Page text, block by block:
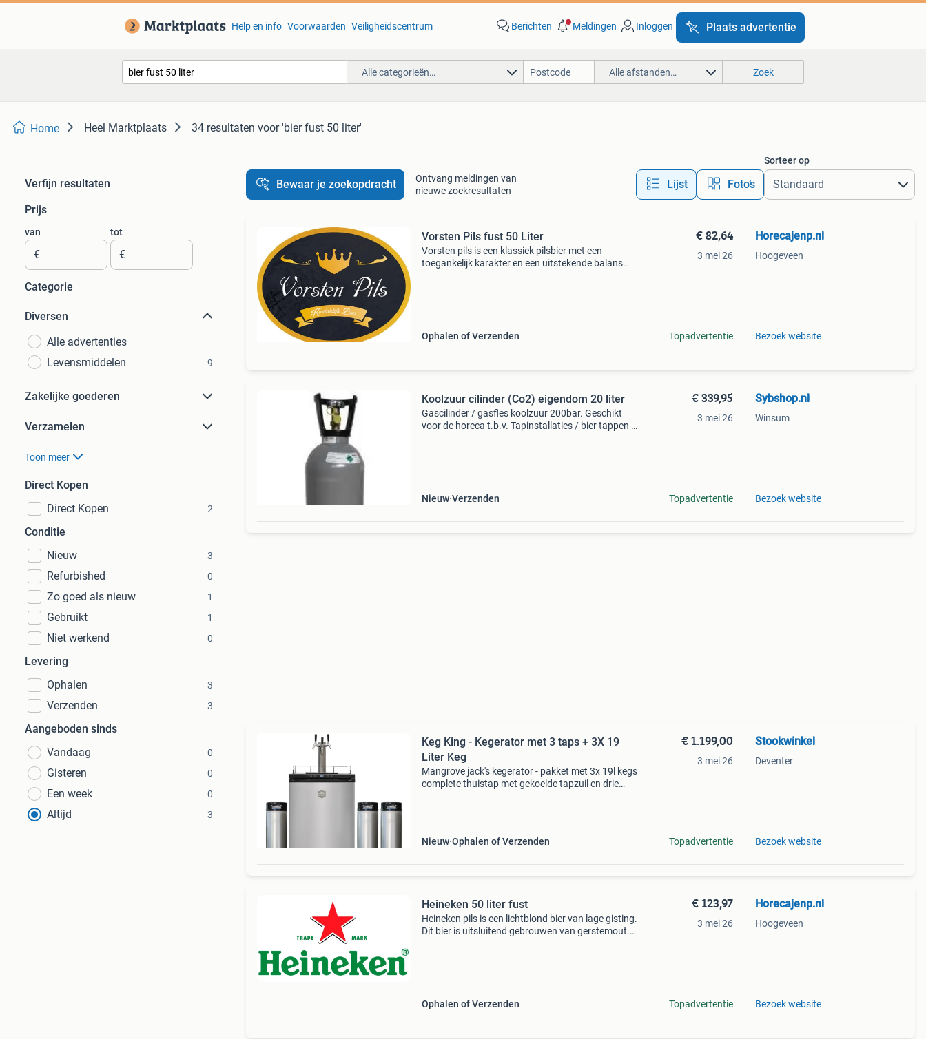
Help en info Voorwaarden Veiligheidscentrum Berichten Meldingen Inloggen Plaats advertentie
Alle categorieën… Alle afstanden… Zoek
Home Heel Marktplaats 34 resultaten voor 'bier fust 50 liter'
Verfijn resultaten
Prijs
van
€
tot
€
Categorie
Diversen
Alle advertenties
Levensmiddelen
9
Zakelijke goederen
Verzamelen
Toon meer
Direct Kopen
Direct Kopen
2
Conditie
Nieuw
3
Refurbished 0
Zo goed als nieuw 1
Gebruikt 1
Niet werkend 0
Levering
Ophalen
3
Verzenden 3
Aangeboden sinds
Vandaag
0
Gisteren 0
Een week 0
Altijd 3
Bewaar je zoekopdracht
Ontvang meldingen van
nieuwe zoekresultaten
Lijst Foto’s
Sorteer op
Vorsten Pils fust 50 Liter
Vorsten pils is een klassiek pilsbier met een
toegankelijk karakter en een uitstekende balans
Ophalen of Verzenden
€ 82,64
3 mei 26
Topadvertentie
Horecajenp.nl
Hoogeveen
Bezoek website
Koolzuur cilinder (Co2) eigendom 20 liter
Gascilinder / gasfles koolzuur 200bar. Geschikt
voor de horeca t.b.v. Tapinstallaties / bier tappen /
Nieuw Verzenden
€ 339,95
3 mei 26
Topadvertentie
Sybshop.nl
Winsum
Bezoek website
Keg King - Kegerator met 3 taps + 3X 19
Liter Keg
Mangrove jack's kegerator - pakket met 3x 19l kegs
complete thuistap met gekoelde tapzuil en drie
Nieuw Ophalen of Verzenden
€ 1.199,00
3 mei 26
Topadvertentie
Stookwinkel
Deventer
Bezoek website
Heineken 50 liter fust
Heineken pils is een lichtblond bier van lage gisting.
Dit bier is uitsluitend gebrouwen van gerstemout.
Ophalen of Verzenden
€ 123,97
3 mei 26
Topadvertentie
Horecajenp.nl
Hoogeveen
Bezoek website